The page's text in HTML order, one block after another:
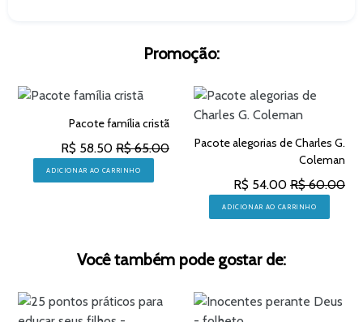
Promoção:
Pacote família cristã
R$ 58.50 R$ 65.00
ADICIONAR AO CARRINHO
Pacote alegorias de Charles G.
Coleman
R$ 54.00 R$ 60.00
ADICIONAR AO CARRINHO
Você também pode gostar de: